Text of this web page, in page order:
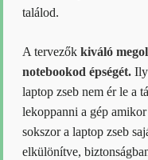
találod.
A tervezők kiváló
notebookod épségét.
laptop zseb nem ér le a
lekoppanni a gép
sokszor a laptop zseb
elkülönítve,